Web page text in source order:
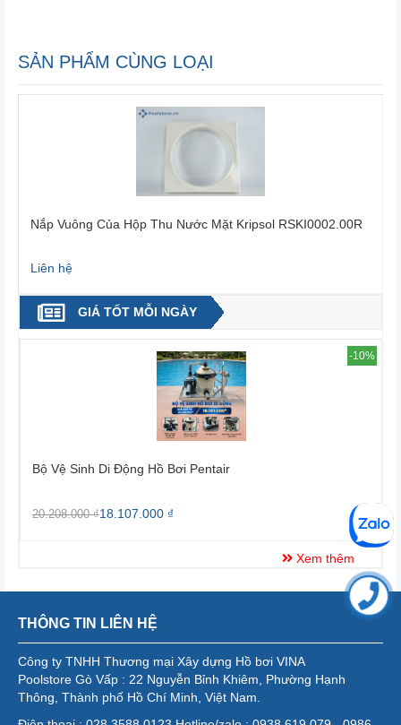
SẢN PHẨM CÙNG LOẠI
Nắp Vuông Của Hộp Thu Nước Mặt Kripsol RSKI0002.00R
Liên hệ
GIÁ TỐT MỖI NGÀY
-10%
Bộ Vệ Sinh Di Động Hồ Bơi Pentair
20.208.000 ₫18.107.000 ₫
Xem thêm
THÔNG TIN LIÊN HỆ
Công ty TNHH Thương mại Xây dựng Hồ bơi VINA
Poolstore Gò Vấp : 22 Nguyễn Bỉnh Khiêm, Phường Hạnh
Thông, Thành phố Hồ Chí Minh, Việt Nam.